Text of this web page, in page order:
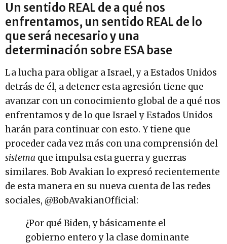
Un sentido REAL de a qué nos
enfrentamos, un sentido REAL de lo
que será necesario y una
determinación sobre ESA base
La lucha para obligar a Israel, y a Estados Unidos
detrás de él, a detener esta agresión tiene que
avanzar con un conocimiento global de a qué nos
enfrentamos y de lo que Israel y Estados Unidos
harán para continuar con esto. Y tiene que
proceder cada vez más con una comprensión del
sistema que impulsa esta guerra y guerras
similares. Bob Avakian lo expresó recientemente
de esta manera en su nueva cuenta de las redes
sociales, @BobAvakianOfficial:
¿Por qué Biden, y básicamente el
gobierno entero y la clase dominante